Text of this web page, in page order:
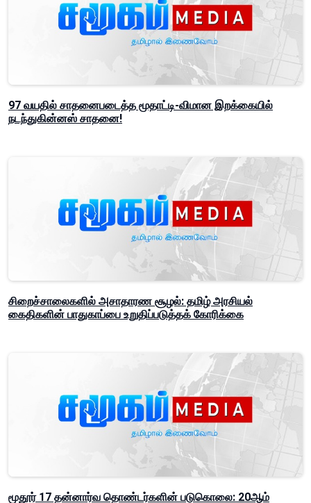
97 வயதில் சாதனைபடைத்த மூதாட்டி-விமான இறக்கையில்
நடந்துகின்னஸ் சாதனை!
சிறைச்சாலைகளில் அசாதாரண சூழல்: தமிழ் அரசியல்
கைதிகளின் பாதுகாப்பை உறுதிப்படுத்தக் கோரிக்கை
மூதூர் 17 தன்னார்வ தொண்டர்களின் படுகொலை: 20ஆம்